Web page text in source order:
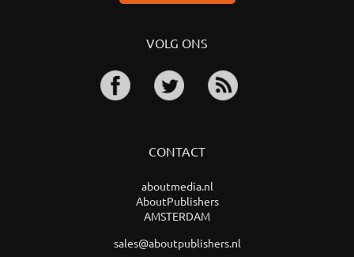
VOLG ONS
CONTACT
aboutmedia.nl
AboutPublishers
AMSTERDAM
sales@aboutpublishers.nl